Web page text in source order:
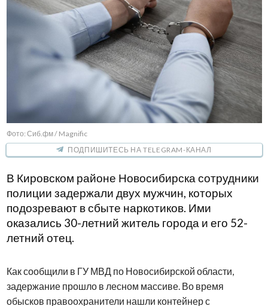
Фото: Сиб.фм / Magnific
ПОДПИШИТЕСЬ НА TELEGRAM-КАНАЛ
В Кировском районе Новосибирска сотрудники
полиции задержали двух мужчин, которых
подозревают в сбыте наркотиков. Ими
оказались 30-летний житель города и его 52-
летний отец.
Как сообщили в ГУ МВД по Новосибирской области,
задержание прошло в лесном массиве. Во время
обысков правоохранители нашли контейнер с